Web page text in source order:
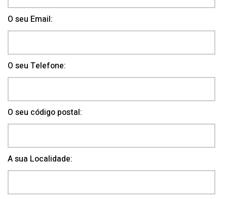
O seu Email:
O seu Telefone:
O seu código postal:
A sua Localidade: